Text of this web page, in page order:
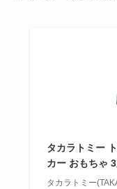
タカラトミー
カー おもちゃ
タカラトミー